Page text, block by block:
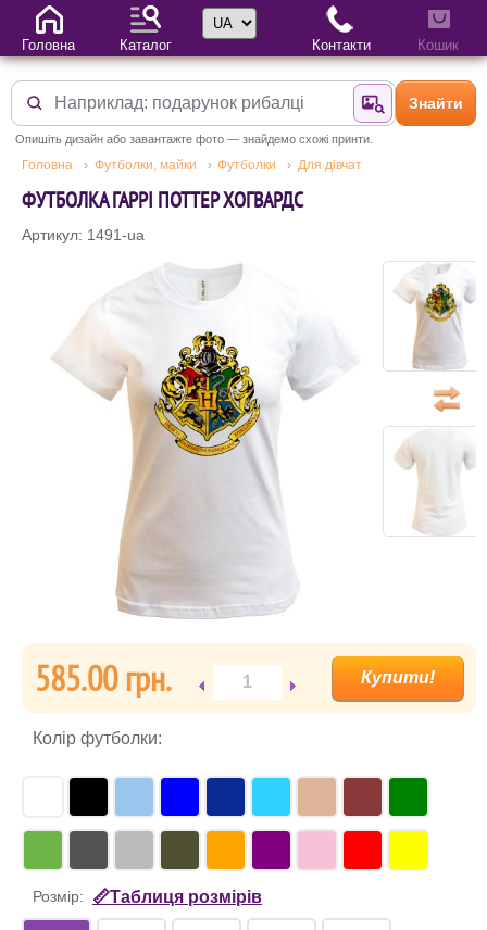
Знайти за
Знайти
Опишіть дизайн або завантажте фото — знайдемо схожі принти.
Головна Футболки, майки Футболки Для дівчат
ФУТБОЛКА ГАРРІ ПОТТЕР ХОГВАРДС
Артикул: 1491-ua
585.00 гpн.
Колір футболки:
Розмір: 📏Таблиця розмірів
Головна Каталог
Вибір мови
Контакти Кошик